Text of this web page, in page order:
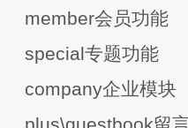
member会员功能
special专题功能
company企业模块